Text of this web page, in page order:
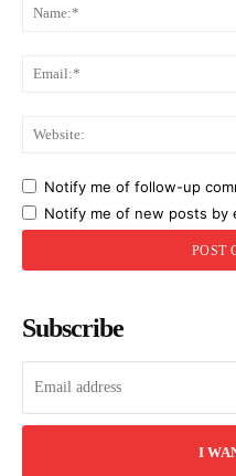
Notify me of follow-up
Notify me of new posts by
Subscribe
I